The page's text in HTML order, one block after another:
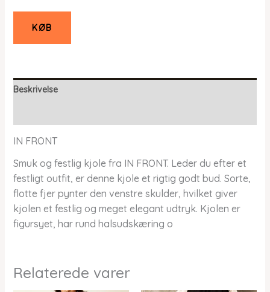
KØB
Beskrivelse
IN FRONT
Smuk og festlig kjole fra IN FRONT. Leder du efter et
festligt outfit, er denne kjole et rigtig godt bud. Sorte,
flotte fjer pynter den venstre skulder, hvilket giver
kjolen et festlig og meget elegant udtryk. Kjolen er
figursyet, har rund halsudskæring o
Relaterede varer